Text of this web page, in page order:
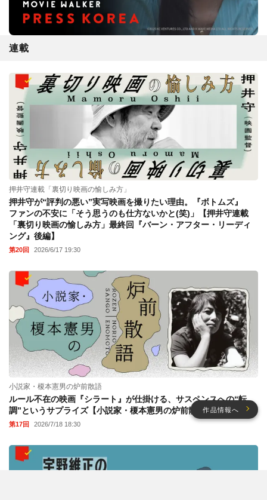
作品情報へ
連載
押井守連載「裏切り映画の愉しみ方」
押井守が“評判の悪い”実写映画を撮りたい理由。『ボトムズ』
ファンの不安に「そう思うのも仕方ないかと(笑)」【押井守連載
「裏切り映画の愉しみ方」最終回『バーン・アフター・リーディ
ング』後編】
第20回 2026/6/17 19:30
小説家・榎本憲男の炉前散語
ルール不在の映画『シラート』が仕掛ける、サスペンスへの“転
調”というサプライズ【小説家・榎本憲男の炉前散語】
第17回 2026/7/18 18:30